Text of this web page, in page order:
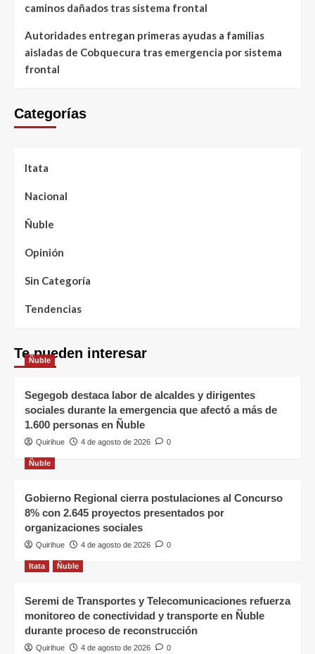
caminos dañados tras sistema frontal
Autoridades entregan primeras ayudas a familias
aisladas de Cobquecura tras emergencia por sistema
frontal
Categorías
Itata
Nacional
Ñuble
Opinión
Sin Categoría
Tendencias
Te pueden interesar
Ñuble
Segegob destaca labor de alcaldes y dirigentes
sociales durante la emergencia que afectó a más de
1.600 personas en Ñuble
Quirihue 4 de agosto de 2026 0
Ñuble
Gobierno Regional cierra postulaciones al Concurso
8% con 2.645 proyectos presentados por
organizaciones sociales
Quirihue 4 de agosto de 2026 0
Itata Ñuble
Seremi de Transportes y Telecomunicaciones refuerza
monitoreo de conectividad y transporte en Ñuble
durante proceso de reconstrucción
Quirihue 4 de agosto de 2026 0